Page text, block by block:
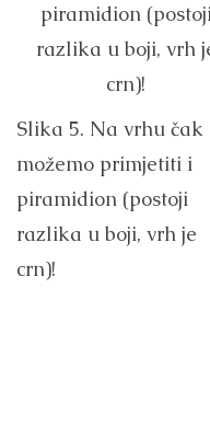
Slika 5. Na vrhu čak
možemo primjetiti i
piramidion (postoji
razlika u boji, vrh je
crn)!